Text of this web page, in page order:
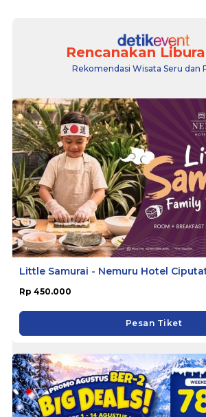
Rencanakan
Rekomendasi Wisata Seru dan
Little Samurai - Nemuru Hotel
Rp 450.000
Pesan Tiket